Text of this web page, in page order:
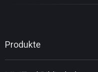
Produkte